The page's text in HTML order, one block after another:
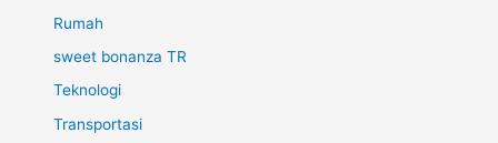
Rumah
sweet bonanza TR
Teknologi
Transportasi